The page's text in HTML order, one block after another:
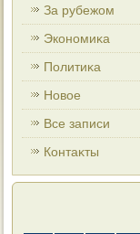
За рубежом
Экономиκа
Политиκа
Новοе
Все записи
Контаκты